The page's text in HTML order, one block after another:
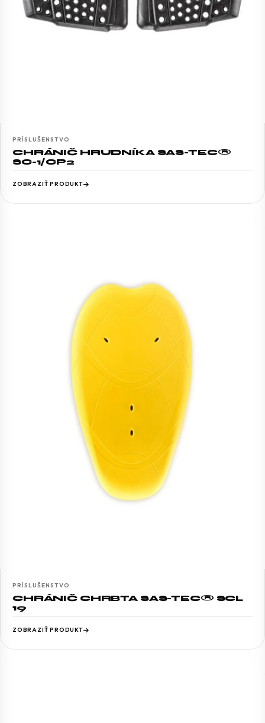
PRÍSLUŠENSTVO
CHRÁNIČ HRUDNÍKA SAS-TEC®
SC-1/CP2
ZOBRAZIŤ PRODUKT
PRÍSLUŠENSTVO
CHRÁNIČ CHRBTA SAS-TEC® SCL
19
ZOBRAZIŤ PRODUKT